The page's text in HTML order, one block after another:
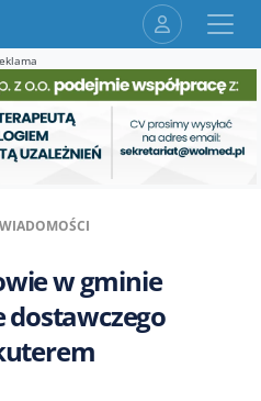
WIADOMOŚCI
w gminie
dostawczego